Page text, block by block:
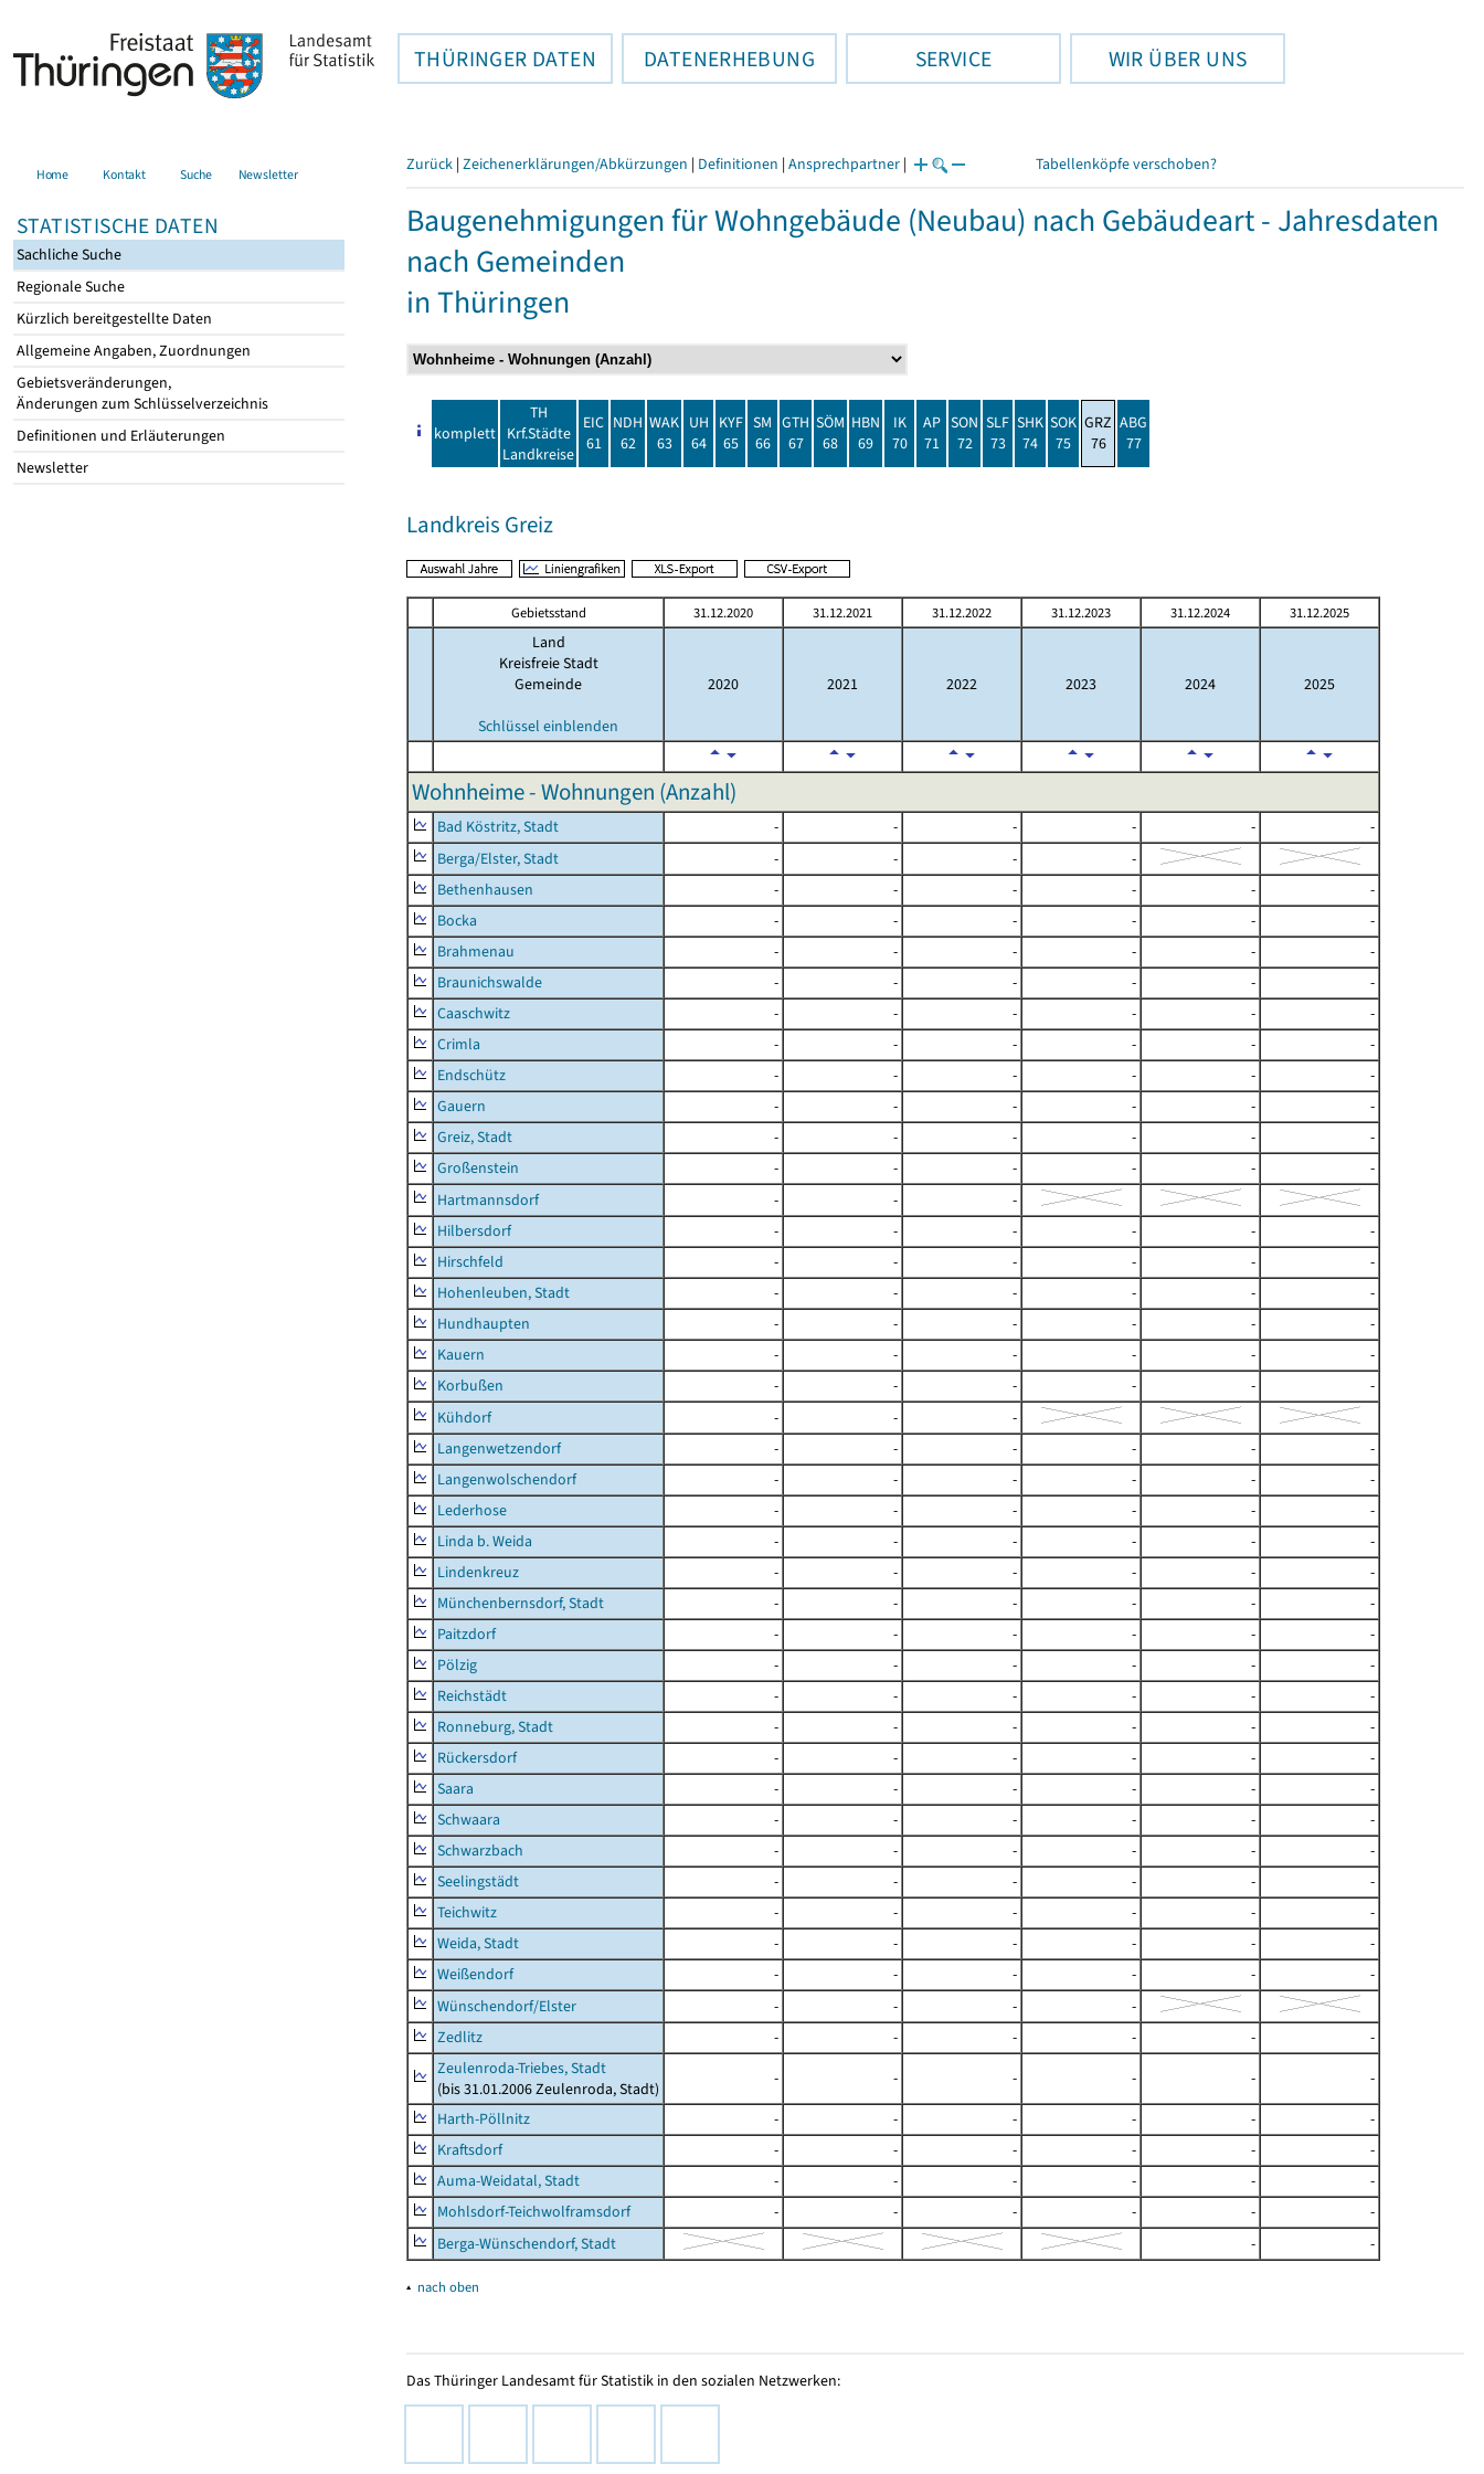
THÜRINGER DATEN DATENERHEBUNG SERVICE WIR ÜBER UNS
Home Kontakt Suche Newsletter
STATISTISCHE DATEN
Sachliche Suche
Regionale Suche
Kürzlich bereitgestellte Daten
Allgemeine Angaben, Zuordnungen
Gebietsveränderungen,
Änderungen zum Schlüsselverzeichnis
Definitionen und Erläuterungen
Newsletter
Zurück | Zeichenerklärungen/Abkürzungen | Definitionen | Ansprechpartner | Tabellenköpfe verschoben?
Baugenehmigungen für Wohngebäude (Neubau) nach Gebäudeart - Jahresdaten
nach Gemeinden
in Thüringen
komplett
TH
Krf.Städte
Landkreise
EIC
61
NDH
62
WAK
63
UH
64
KYF
65
SM
66
GTH
67
SÖM
68
HBN
69
IK
70
AP
71
SON
72
SLF
73
SHK
74
SOK
75
GRZ
76
ABG
77
Landkreis Greiz
Gebietsstand 31.12.2020 31.12.2021 31.12.2022 31.12.2023 31.12.2024 31.12.2025
Land
Kreisfreie Stadt
Gemeinde
Schlüssel einblenden
2020 2021 2022 2023 2024 2025
Wohnheime - Wohnungen (Anzahl)
Bad Köstritz, Stadt - - - - -
-
Berga/Elster, Stadt
- - -
-
Bethenhausen
- - - - -
-
Bocka
- - - - -
-
Brahmenau
- - - - -
-
Braunichswalde
- - - - -
-
Caaschwitz
- - - - -
-
Crimla
- - - - -
-
Endschütz
- - - - -
-
Gauern
- - - - -
-
Greiz, Stadt
- - - - -
-
Großenstein
- - - - -
-
Hartmannsdorf
- -
-
Hilbersdorf
- - - - -
-
Hirschfeld
- - - - -
-
Hohenleuben, Stadt
- - - - -
-
Hundhaupten
- - - - -
-
Kauern
- - - - -
-
Korbußen
- - - - -
-
Kühdorf
- -
-
Langenwetzendorf
- - - - -
-
Langenwolschendorf
- - - - -
-
Lederhose
- - - - -
-
Linda b. Weida
- - - - -
-
Lindenkreuz
- - - - -
-
Münchenbernsdorf, Stadt
- - - - -
-
Paitzdorf
- - - - -
-
Pölzig
- - - - -
-
Reichstädt
- - - - -
-
Ronneburg, Stadt
- - - - -
-
Rückersdorf
- - - - -
-
Saara
- - - - -
-
Schwaara
- - - - -
-
Schwarzbach
- - - - -
-
Seelingstädt
- - - - -
-
Teichwitz
- - - - -
-
Weida, Stadt
- - - - -
-
Weißendorf
- - - - -
-
Wünschendorf/Elster
- - -
-
Zedlitz
- - - - -
-
Zeulenroda-Triebes, Stadt
(bis 31.01.2006 Zeulenroda, Stadt)
- - - - -
-
Harth-Pöllnitz
- - - - -
-
Kraftsdorf
- - - - -
-
Auma-Weidatal, Stadt
- - - - -
-
Mohlsdorf-Teichwolframsdorf
- - - - -
-
Berga-Wünschendorf, Stadt
- -
▴ nach oben
Das Thüringer Landesamt für Statistik in den sozialen Netzwerken: